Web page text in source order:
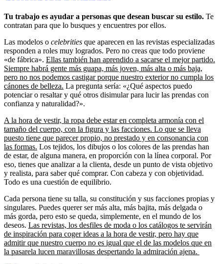
Tu trabajo es ayudar a personas que desean buscar su estilo. Te
contratan para que lo busques y encuentres por ellos.
Las modelos o celebrities que aparecen en las revistas especializadas
responden a roles muy logrados. Pero no creas que todo proviene
«de fábrica». Ellas también han aprendido a sacarse el mejor partido.
Siempre habrá gente más guapa, más joven, más alta o más baja,
pero no nos podemos castigar porque nuestro exterior no cumpla los
cánones de belleza. La pregunta sería: «¿Qué aspectos puedo
potenciar o resaltar y qué otros disimular para lucir las prendas con
confianza y naturalidad?».
A la hora de vestir, la ropa debe estar en completa armonía con el
tamaño del cuerpo, con la figura y las facciones. Lo que se lleva
puesto tiene que parecer propio, no prestado y en consonancia con
las formas. Los tejidos, los dibujos o los colores de las prendas han
de estar, de alguna manera, en proporción con la línea corporal. Por
eso, tienes que analizar a la clienta, desde un punto de vista objetivo
y realista, para saber qué comprar. Con cabeza y con objetividad.
Todo es una cuestión de equilibrio.
Cada persona tiene su talla, su constitución y sus facciones propias y
singulares. Puedes querer ser más alta, más bajita, más delgada o
más gorda, pero esto se queda, simplemente, en el mundo de los
deseos. Las revistas, los desfiles de moda o los catálogos te servirán
de inspiración para coger ideas a la hora de vestir, pero hay que
admitir que nuestro cuerpo no es igual que el de las modelos que en
la pasarela lucen maravillosas despertando la admiración ajena.